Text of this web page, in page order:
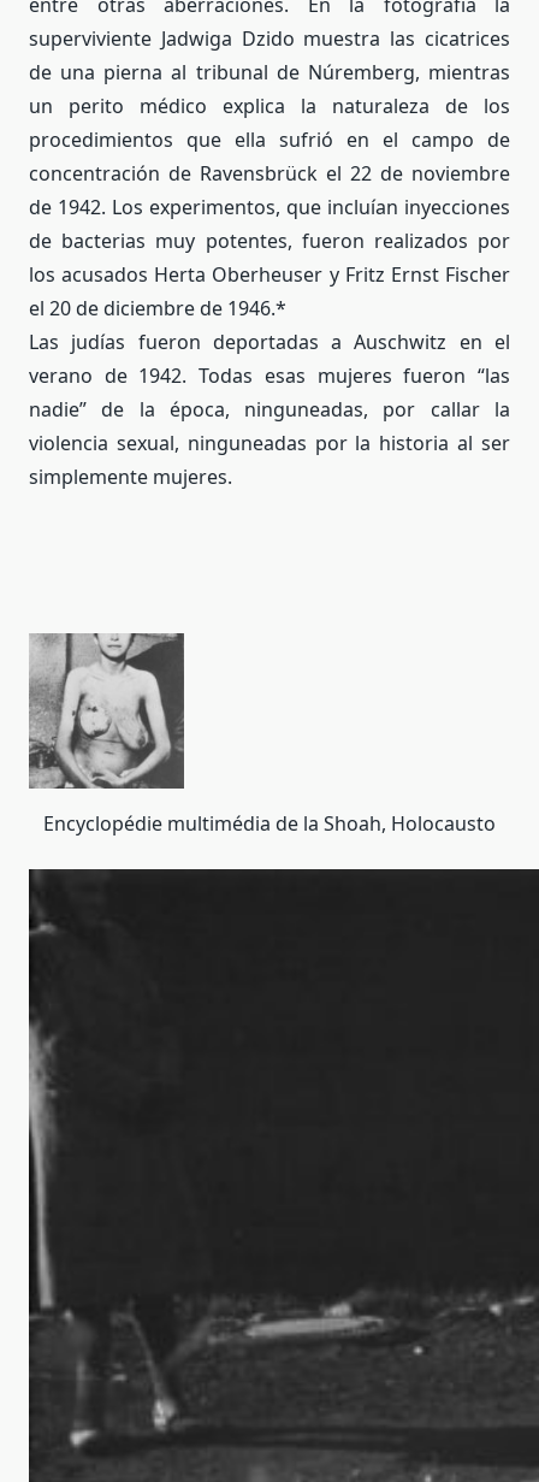
entre otras aberraciones. En la fotografía la
superviviente Jadwiga Dzido muestra las cicatrices
de una pierna al tribunal de Núremberg, mientras
un perito médico explica la naturaleza de los
procedimientos que ella sufrió en el campo de
concentración de Ravensbrück el 22 de noviembre
de 1942. Los experimentos, que incluían inyecciones
de bacterias muy potentes, fueron realizados por
los acusados Herta Oberheuser y Fritz Ernst Fischer
el 20 de diciembre de 1946.*
Las judías fueron deportadas a Auschwitz en el
verano de 1942. Todas esas mujeres fueron “las
nadie” de la época, ninguneadas, por callar la
violencia sexual, ninguneadas por la historia al ser
simplemente mujeres.
Encyclopédie multimédia de la Shoah, Holocausto